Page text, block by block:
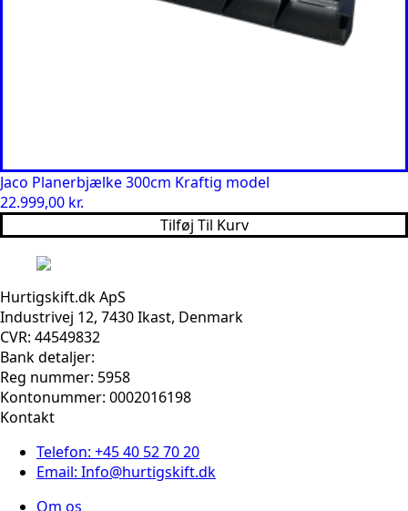
Jaco Planerbjælke 300cm Kraftig model
22.999,00 kr.
Tilføj Til Kurv
Hurtigskift.dk ApS
Industrivej 12, 7430 Ikast, Denmark
CVR: 44549832
Bank detaljer:
Reg nummer: 5958
Kontonummer: 0002016198
Kontakt
Telefon: +45 40 52 70 20
Email: Info@hurtigskift.dk
Om os